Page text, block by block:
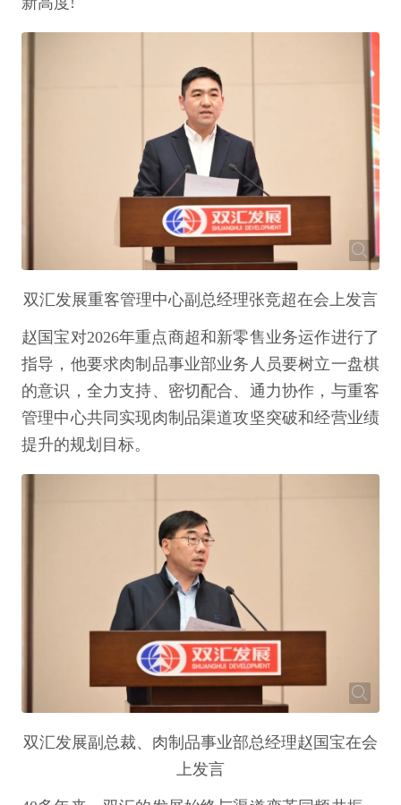
双汇发展重客管理中心副总经理张竞超在会上发言
赵国宝对2026年重点商超和新零售业务运作进行了
指导，他要求肉制品事业部业务人员要树立一盘棋
的意识，全力支持、密切配合、通力协作，与重客
管理中心共同实现肉制品渠道攻坚突破和经营业绩
提升的规划目标。
双汇发展副总裁、肉制品事业部总经理赵国宝在会
上发言